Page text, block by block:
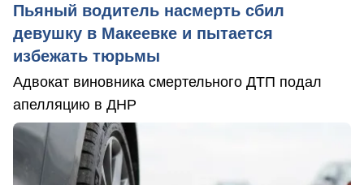
Пьяный водитель насмерть сбил
девушку в Макеевке и пытается
избежать тюрьмы
Адвокат виновника смертельного ДТП подал
апелляцию в ДНР